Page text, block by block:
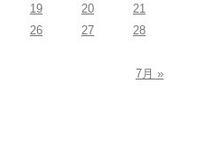
19 20
21
26 27
28
7月 »